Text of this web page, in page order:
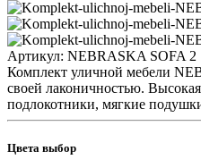
Артикул: NEBRASKA SOFA 2
Комплект уличной мебели
своей лаконичностью.
подлокотники, мягкие
Цвета выбор